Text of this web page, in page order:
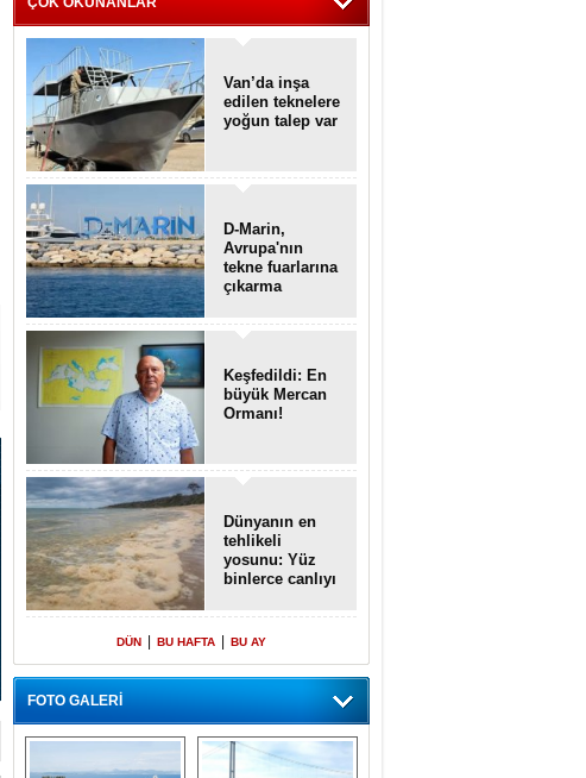
Van’da inşa
edilen teknelere
yoğun talep var
D-Marin,
Avrupa'nın
tekne fuarlarına
çıkarma
Keşfedildi: En
büyük Mercan
Ormanı!
Dünyanın en
tehlikeli
yosunu: Yüz
binlerce canlıyı
DÜN BU HAFTA BU AY
FOTO GALERİ